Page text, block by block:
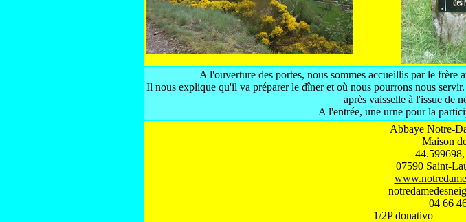
A l'ouverture des portes, nous sommes accueillis par le
Il nous explique qu'il va préparer le dîner et où nous pourrons nous
après vaisselle à l'issue de
A l'entrée, une urne pour la
Abbaye Notre-
Maison
07590 Saint-
04 66
1/2P donativo à